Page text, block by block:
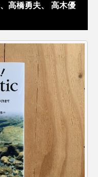
ブックス
サクラダンゴウオ
エ
ビウツボ
サヨリ
サワガニ
サンマ
高橋勇夫、 高木優